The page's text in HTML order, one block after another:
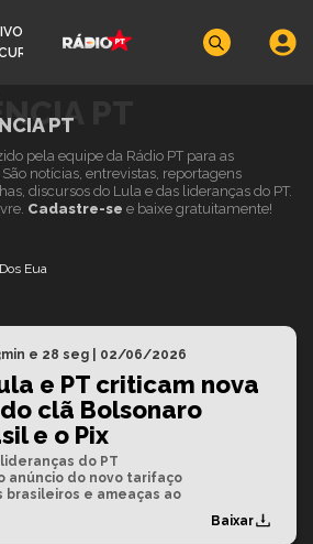
Presidente Lula participa da
PT
PT
pela equipe da Rádio PT para as
notícias, entrevistas, reportagens
discursos do Lula e das lideranças do PT.
Cadastre-se e baixe gratuitamente!
Eua
e 28 seg 02/06/2026
e PT criticam nova
clã Bolsonaro
e o Pix
do PT
anúncio do novo tarifaço
brasileiros e ameaças ao
Baixar